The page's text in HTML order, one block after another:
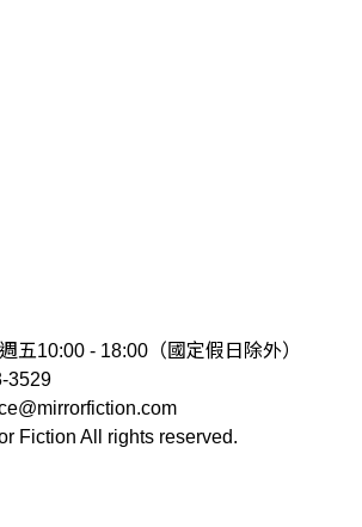
五10:00 - 18:00（國定假日除外）
3529
Fiction All rights reserved.